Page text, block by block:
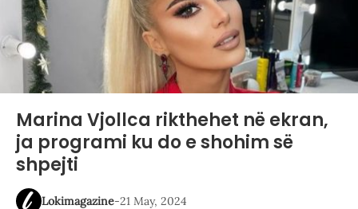
Marina Vjollca rikthehet në ekran,
ja programi ku do e shohim së
shpejti
Lokimagazine-21 May, 2024